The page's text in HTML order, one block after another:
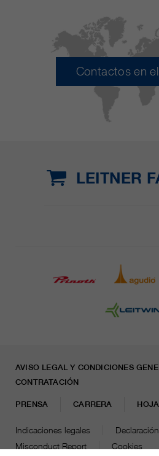
Contactos en
LEITNER
AVISO LEGAL Y CONDICIONES
CONTRATACIÓN
PRENSA CARRERA
Indicaciones legales
Misconduct Report
Cookies